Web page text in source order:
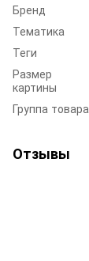
Бренд
Тематика
Теги
Размер
картины
Группа товара
Отзывы